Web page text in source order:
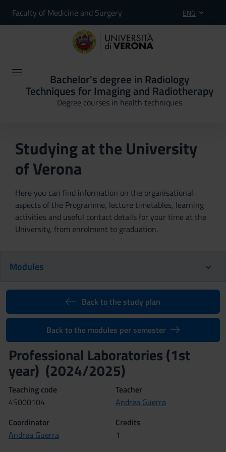
Faculty of Medicine and Surgery ENG
Bachelor's degree in Radiology
Techniques for Imaging and Radiotherapy
Degree courses in health techniques
Studying at the University
of Verona
Here you can find information on the organisational
aspects of the Programme, lecture timetables, learning
activities and useful contact details for your time at the
University, from enrolment to graduation.
Modules
Back to the study plan
Back to the modules per semester
Professional Laboratories (1st
year) (2024/2025)
Teaching code
4S000104
Teacher
Andrea Guerra
Coordinator
Andrea Guerra
Credits
1